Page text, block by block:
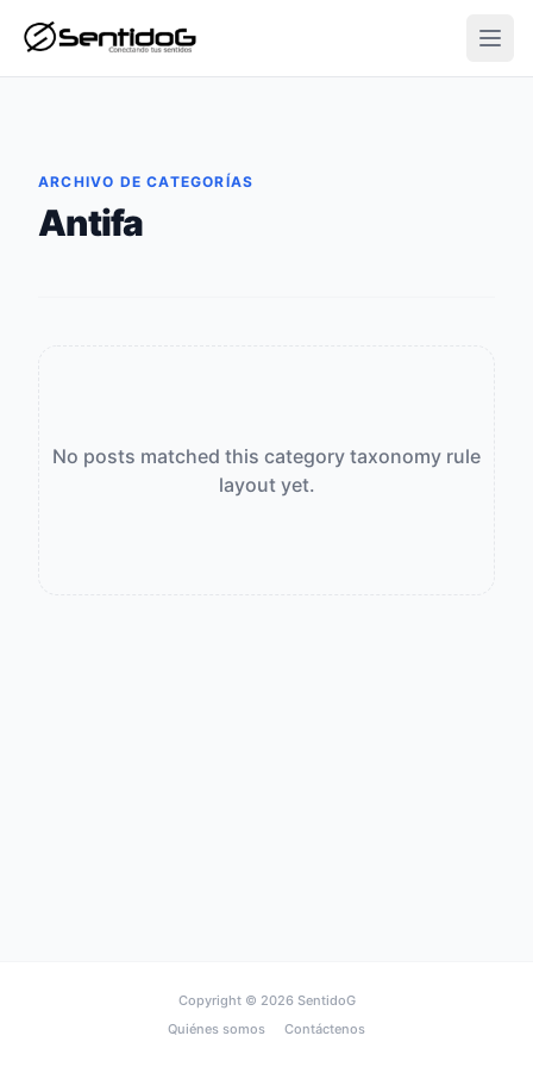
ARCHIVO DE CATEGORÍAS
Antifa
No posts matched this category taxonomy rule
layout yet.
Copyright © 2026 SentidoG
Quiénes somos
Contáctenos